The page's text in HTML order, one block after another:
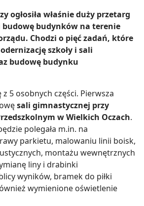
ogłosiła właśnie duży przetarg
budowę budynków na terenie
Chodzi o pięć zadań, które
szkoły i sali
budowę budynku
z 5 osobnych części. Pierwsza
sali gimnastycznej przy
w Wielkich Oczach.
polegała m.in. na
parkietu, malowaniu linii boisk,
montażu wewnętrznych
liny i drabinki
wyników, bramek do piłki
wymienione oświetlenie